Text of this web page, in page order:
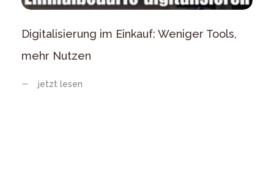
Digitalisierung im Einkauf: Weniger Tools,
mehr Nutzen
jetzt lesen